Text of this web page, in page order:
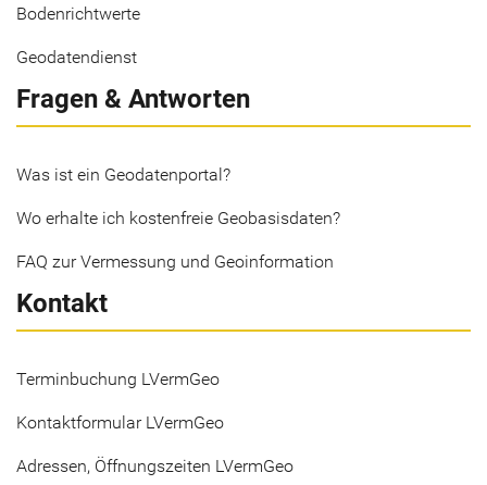
Bodenrichtwerte
Geodatendienst
Fragen & Antworten
Was ist ein Geodatenportal?
Wo erhalte ich kostenfreie Geobasisdaten?
FAQ zur Vermessung und Geoinformation
Kontakt
Terminbuchung LVermGeo
Kontaktformular LVermGeo
Adressen, Öffnungszeiten LVermGeo